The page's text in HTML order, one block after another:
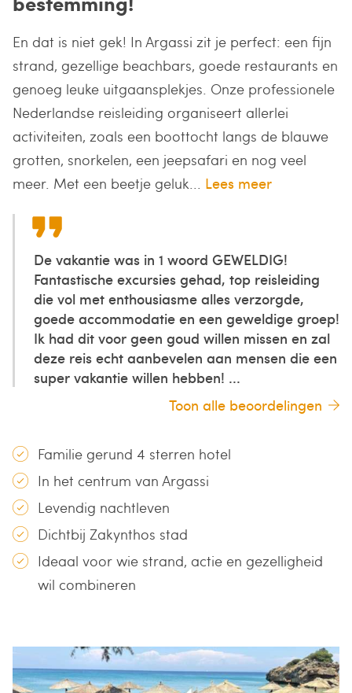
En dat is niet gek! In Argassi zit je perfect: een fijn
strand, gezellige beachbars, goede restaurants en
genoeg leuke uitgaansplekjes. Onze professionele
Nederlandse reisleiding organiseert allerlei
activiteiten, zoals een boottocht langs de blauwe
grotten, snorkelen, een jeepsafari en nog veel
meer. Met een beetje geluk... Lees meer
De vakantie was in 1 woord GEWELDIG!
Fantastische excursies gehad, top reisleiding
die vol met enthousiasme alles verzorgde,
goede accommodatie en een geweldige groep!
Ik had dit voor geen goud willen missen en zal
deze reis echt aanbevelen aan mensen die een
super vakantie willen hebben! ...
Toon alle beoordelingen
Familie gerund 4 sterren hotel
In het centrum van Argassi
Levendig nachtleven
Dichtbij Zakynthos stad
Ideaal voor wie strand, actie en gezelligheid
wil combineren